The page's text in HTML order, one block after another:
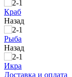
Краб
Назад
Рыба
Назад
Икра
Доставка и оплата